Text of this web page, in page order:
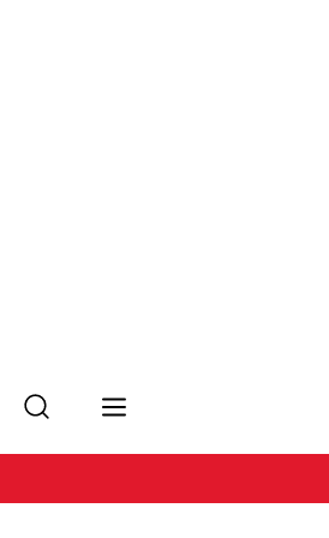
Recherche